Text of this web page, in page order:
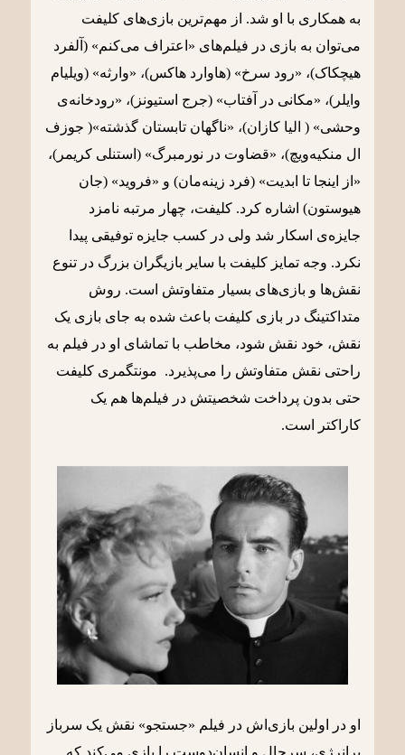
به همکاری با او شد. از مهم‌ترین بازی‌های کلیفت
می‌توان به بازی در فیلم‌های «اعتراف می‌کنم» (آلفرد
هیچکاک)، «رود سرخ» (هاوارد هاکس)، «وارثه» (ویلیام
وایلر)، «مکانی در آفتاب» (جرج استیونز)، «رودخانه‌ی
وحشی» ( الیا کازان)، «ناگهان تابستان گذشته»( جوزف
ال منکیه‌ویچ)، «قضاوت در نورمبرگ» (استنلی کریمر)،
«از اینجا تا ابدیت» (فرد زینه‌مان) و «فروید» (جان
هیوستون) اشاره کرد. کلیفت، چهار مرتبه نامزد
جایزه‌ی اسکار شد ولی در کسب جایزه توفیقی پیدا
نکرد. وجه تمایز کلیفت با سایر بازیگران بزرگ در تنوع
نقش‌ها و بازی‌های بسیار متفاوتش است. روش
متداکتینگ در بازی کلیفت باعث شده به جای بازی یک
نقش، خود نقش شود، مخاطب با تماشای او در فیلم به
راحتی نقش متفاوتش را می‌پذیرد. مونتگمری کلیفت
حتی بدون پرداخت شخصیتش در فیلم‌ها هم یک
کاراکتر است.
او در اولین بازی‌اش در فیلم «جستجو» نقش یک سرباز